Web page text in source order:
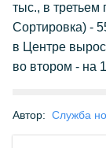
тыс., в
Сортировка) -
в Центре
во втором - на
Автор: Служба